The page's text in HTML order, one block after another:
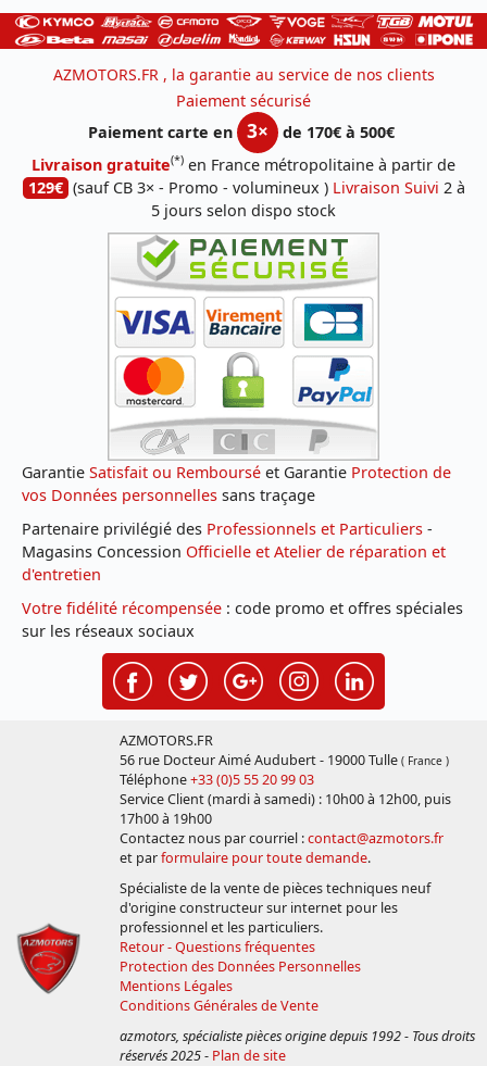
AZMOTORS.FR , la garantie au service de nos clients
Paiement sécurisé
Paiement carte en
3×
de 170€ à 500€
Livraison gratuite(*) en France métropolitaine à partir de
129€ (sauf CB 3× - Promo - volumineux ) Livraison Suivi 2 à
5 jours selon dispo stock
Garantie Satisfait ou Remboursé et Garantie Protection de
vos Données personnelles sans traçage
Partenaire privilégié des Professionnels et Particuliers -
Magasins Concession Officielle et Atelier de réparation et
d'entretien
Votre fidélité récompensée : code promo et offres spéciales
sur les réseaux sociaux
AZMOTORS.FR
56 rue Docteur Aimé Audubert - 19000 Tulle ( France )
Téléphone+33 (0)5 55 20 99 03
Service Client (mardi à samedi) : 10h00 à 12h00, puis
17h00 à 19h00
Contactez nous par courriel :contact@azmotors.fr
et parformulaire pour toute demande.
Spécialiste de la vente de pièces techniques neuf
d'origine constructeur sur internet pour les
professionnel et les particuliers.
Retour - Questions fréquentes
Protection des Données Personnelles
Mentions Légales
Conditions Générales de Vente
azmotors, spécialiste pièces origine depuis 1992 - Tous droits
réservés 2025- Plan de site